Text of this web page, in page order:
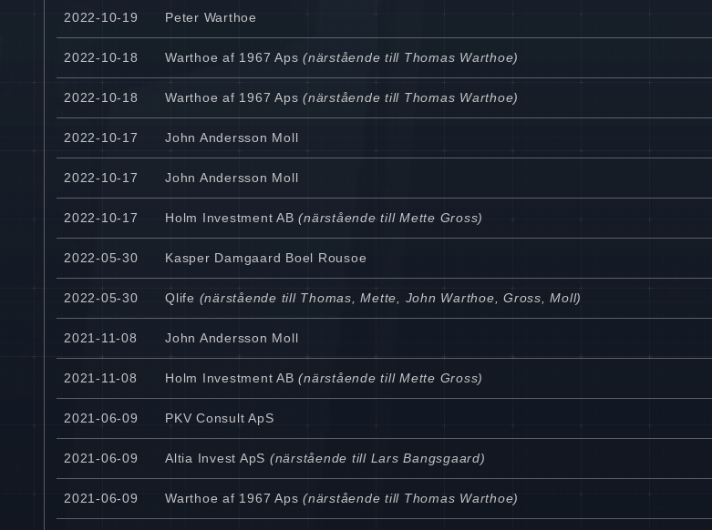
2022-10-19 Peter Warthoe
2022-10-18 Warthoe af 1967 Aps (närstående till Thomas Warthoe)
2022-10-18 Warthoe af 1967 Aps (närstående till Thomas Warthoe)
2022-10-17 John Andersson Moll
2022-10-17 John Andersson Moll
2022-10-17 Holm Investment AB (närstående till Mette Gross)
2022-05-30 Kasper Damgaard Boel Rousoe
2022-05-30 Qlife (närstående till Thomas, Mette, John Warthoe, Gross, Moll)
2021-11-08 John Andersson Moll
2021-11-08 Holm Investment AB (närstående till Mette Gross)
2021-06-09 PKV Consult ApS
2021-06-09 Altia Invest ApS (närstående till Lars Bangsgaard)
2021-06-09 Warthoe af 1967 Aps (närstående till Thomas Warthoe)